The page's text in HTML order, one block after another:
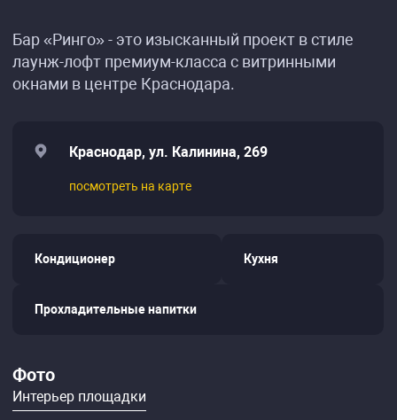
Бар «Ринго» - это изысканный проект в стиле
лаунж-лофт премиум-класса с витринными
окнами в центре Краснодара.
Краснодар, ул. Калинина, 269
посмотреть на карте
Кондиционер Кухня
Прохладительные напитки
Фото
Интерьер площадки